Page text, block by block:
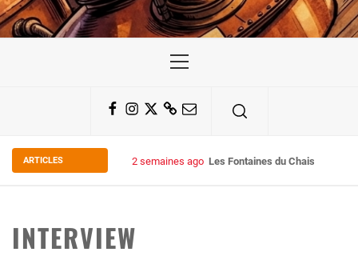
Menu
Facebook
Instagram
TwitterSubstack
Email
ARTICLES 2 semaines ago Les Fontaines du Chais 27
INTERVIEW